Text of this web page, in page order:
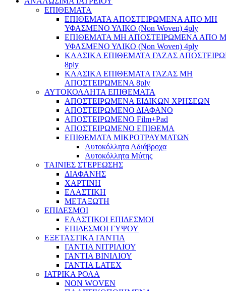
ΕΠΙΘΕΜΑΤΑ
ΕΠΙΘΕΜΑΤΑ ΑΠΟΣΤΕΙΡΩΜΕΝΑ ΑΠΟ ΜΗ
ΥΦΑΣΜΕΝΟ ΥΛΙΚΟ (Non Woven) 4ply
ΕΠΙΘΕΜΑΤΑ ΜΗ ΑΠΟΣΤΕΙΡΩΜΕΝΑ ΑΠΟ
ΥΦΑΣΜΕΝΟ ΥΛΙΚΟ (Non Woven) 4ply
ΚΛΑΣΙΚΑ ΕΠΙΘΕΜΑΤΑ ΓΑΖΑΣ
8ply
ΚΛΑΣΙΚΑ ΕΠΙΘΕΜΑΤΑ ΓΑΖΑΣ ΜΗ
ΑΠΟΣΤΕΙΡΩΜΕΝΑ 8ply
ΑΥΤΟΚΟΛΛΗΤΑ ΕΠΙΘΕΜΑΤΑ
ΑΠΟΣΤΕΙΡΩΜΕΝΑ ΕΙΔΙΚΩΝ ΧΡΗΣΕΩΝ
ΑΠΟΣΤΕΙΡΩΜΕΝΟ ΔΙΑΦΑΝΟ
ΑΠΟΣΤΕΙΡΩΜΕΝΟ Film+Pad
ΑΠΟΣΤΕΙΡΩΜΕΝΟ ΕΠΙΘΕΜΑ
ΕΠΙΘΕΜΑΤΑ ΜΙΚΡΟΤΡΑΥΜΑΤΩΝ
Αυτοκόλλητα Αδιάβροχα
Αυτοκόλλητα Μύτης
ΤΑΙΝΙΕΣ ΣΤΕΡΕΩΣΗΣ
ΔΙΑΦΑΝΗΣ
ΧΑΡΤΙΝΗ
ΕΛΑΣΤΙΚΗ
ΜΕΤΑΞΩΤΗ
ΕΠΙΔΕΣΜΟΙ
ΕΛΑΣΤΙΚΟΙ ΕΠΙΔΕΣΜΟΙ
ΕΠΙΔΕΣΜΟΙ ΓΥΨΟΥ
ΕΞΕΤΑΣΤΙΚΑ ΓΑΝΤΙΑ
ΓΑΝΤΙΑ ΝΙΤΡΙΛΙΟΥ
ΓΑΝΤΙΑ ΒΙΝΙΛΙΟΥ
ΓΑΝΤΙΑ LATEX
ΙΑΤΡΙΚΑ ΡΟΛΑ
NON WOVEN